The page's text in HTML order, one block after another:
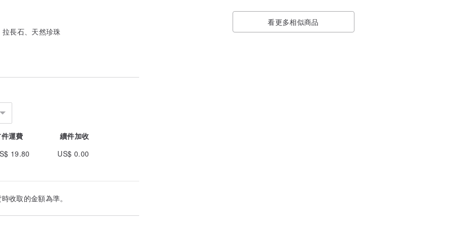
看更多相似商品
長石、天然珍珠
運費
續件加收
19.80
US$ 0.00
收取的金額為準。